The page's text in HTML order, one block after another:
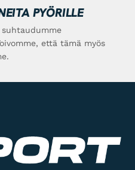
PYÖRILLE
että tämä myös